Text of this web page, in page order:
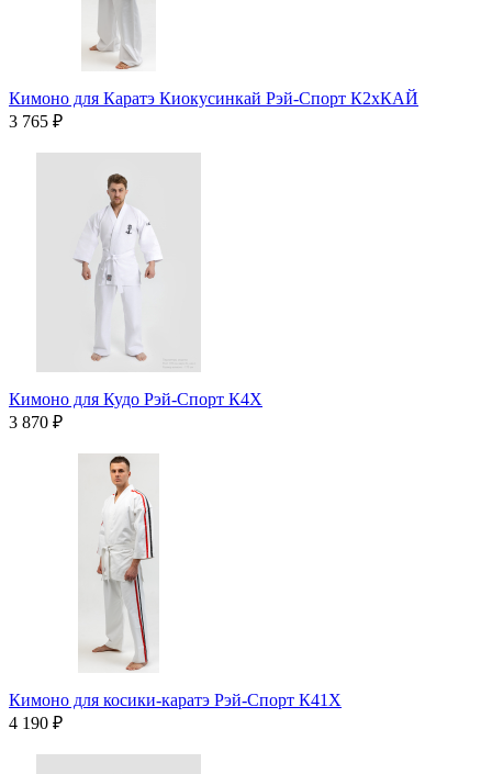
Кимоно для Каратэ Киокусинкай Рэй-Спорт К2хКАЙ
3 765 ₽
Кимоно для Кудо Рэй-Спорт К4Х
3 870 ₽
Кимоно для косики-каратэ Рэй-Спорт К41Х
4 190 ₽